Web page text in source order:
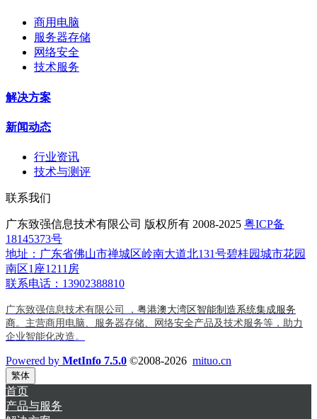
商用电脑
服务器存储
网络安全
技术服务
解决方案
新闻动态
行业资讯
技术与测评
联系我们
广东致强信息技术有限公司 版权所有 2008-2025 粤ICP备
18145373号
地址：广东省佛山市禅城区岭南大道北131号碧桂园城市花园
南区1座1211房
联系电话：13902388810
广东致强信息技术有限公司 ， 粤港澳大湾区智能制造系统集成服务
商。主营商用电脑、服务器存储、网络安全产品及技术服务等，助力
企业智能化改造。
Powered by MetInfo 7.5.0 ©2008-2026 mituo.cn
繁体
首页
产品与服务